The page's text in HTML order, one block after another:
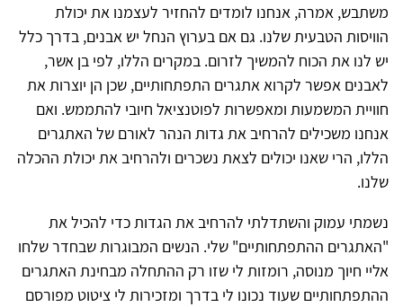
משתבש, אמרה, אנחנו לומדים להחזיר לעצמנו את יכולת
הוויסות הטבעית שלנו. גם אם בערוץ הנחל יש אבנים, בדרך כלל
יש לנו את הכוח להמשיך לזרום. במקרים הללו, לפי בן אשר,
לאבנים אפשר לקרוא אתגרים התפתחותיים, שכן הן יוצרות את
חוויית המשמעות ומאפשרות לפוטנציאל חיובי להתממש. ואם
אנחנו משכילים להרחיב את גדות הנהר לאורם של האתגרים
הללו, הרי שאנו יכולים לצאת נשכרים ולהרחיב את יכולת ההכלה
שלנו.
נשמתי עמוק והשתדלתי להרחיב את הגדות כדי להכיל את
"האתגרים ההתפתחותיים" שלי. הנשים המבוגרות שבחדר שלחו
אליי חיוך מנוסה, רומזות לי שזו רק ההתחלה מבחינת האתגרים
ההתפתחותיים שעוד נכונו לי בדרך ומזכירות לי ציטוט מפורסם